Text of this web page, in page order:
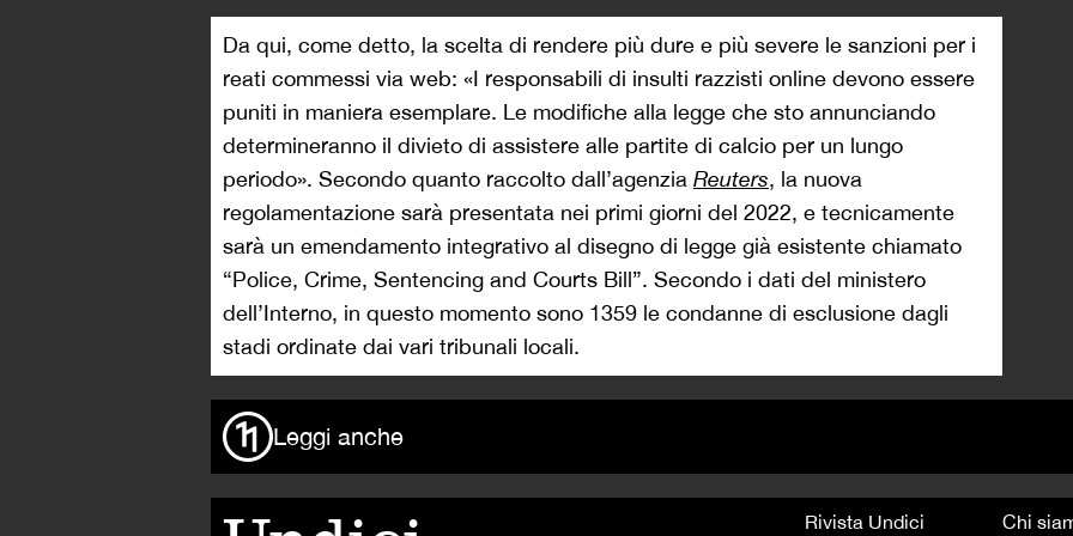
Da qui, come detto, la scelta di rendere più dure e più severe le sanzioni per i
reati commessi via web: «I responsabili di insulti razzisti online devono essere
puniti in maniera esemplare. Le modifiche alla legge che sto annunciando
determineranno il divieto di assistere alle partite di calcio per un lungo
periodo». Secondo quanto raccolto dall’agenzia Reuters, la nuova
regolamentazione sarà presentata nei primi giorni del 2022, e tecnicamente
sarà un emendamento integrativo al disegno di legge già esistente chiamato
“Police, Crime, Sentencing and Courts Bill”. Secondo i dati del ministero
dell’Interno, in questo momento sono 1359 le condanne di esclusione dagli
stadi ordinate dai vari tribunali locali.
Leggi anche
Rivista Undici
Chi